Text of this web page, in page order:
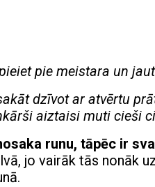
pie meistara un
dzīvot ar atvērtu
aiztaisi muti cieši
runu, tāpēc ir
jo vairāk tās nonāk